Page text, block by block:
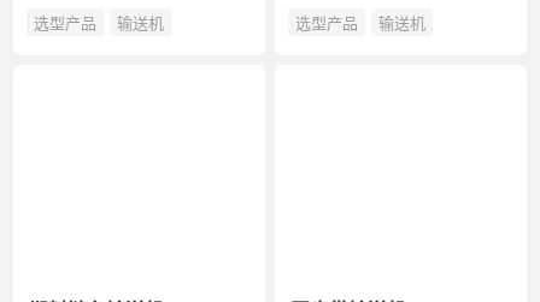
选型产品 输送机 选型产品 输送机